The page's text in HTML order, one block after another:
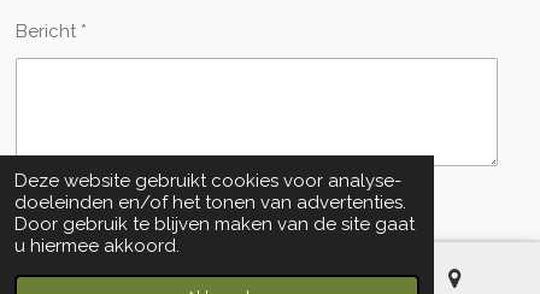
Deze website gebruikt cookies voor analyse-
doeleinden en/of het tonen van advertenties.
Door gebruik te blijven maken van de site gaat
u hiermee akkoord.
Bericht *
Verzenden